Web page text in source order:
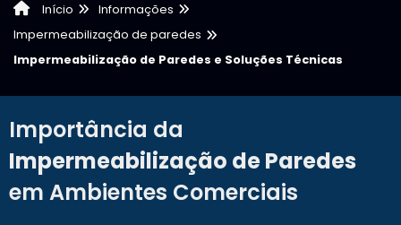
Início
Informações
Impermeabilização de paredes
Impermeabilização de Paredes e Soluções Técnicas
Importância da
Impermeabilização de Paredes
em Ambientes Comerciais